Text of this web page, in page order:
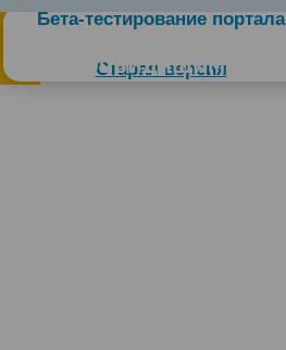
Бета-тестирование портала
Старая версия
Слабовидящим